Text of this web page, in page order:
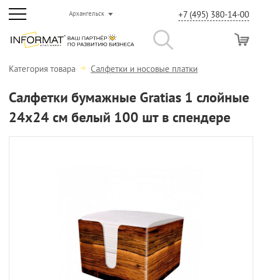
Архангельск +7 (495) 380-14-00
Категория товара Салфетки и носовые платки
Салфетки бумажные Gratias 1 слойные
24х24 см белый 100 шт в спендере